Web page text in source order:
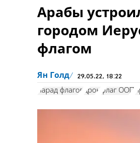
Арабы
городом
флагом
Ян Голд 29.05.22, 18:22
парад флагов дрон флаг ООП